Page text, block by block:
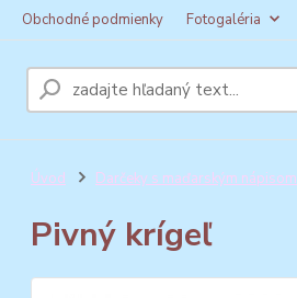
Obchodné podmienky Fotogaléria
Úvod Darčeky s maďarským nápisom
Pivný krígeľ